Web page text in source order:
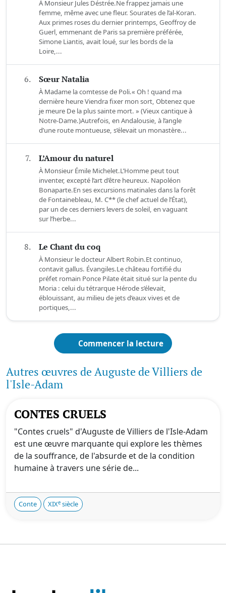
À Monsieur Jules Déstrée.Ne frappez jamais une
femme, même avec une fleur. Sourates de l’al-Koran.
Aux primes roses du dernier printemps, Geoffroy de
Guerl, emmenant de Paris sa première préférée,
Simone Liantis, avait loué, sur les bords de la
Loire,...
6. Sœur Natalia
À Madame la comtesse de Poli.« Oh ! quand ma
dernière heure Viendra fixer mon sort, Obtenez que
je meure De la plus sainte mort. » (Vieux cantique à
Notre-Dame.)Autrefois, en Andalousie, à l’angle
d’une route montueuse, s’élevait un monastère...
7. L’Amour du naturel
À Monsieur Émile Michelet.L’Homme peut tout
inventer, excepté l’art d’être heureux. Napoléon
Bonaparte.En ses excursions matinales dans la forêt
de Fontainebleau, M. C** (le chef actuel de l’État),
par un de ces derniers levers de soleil, en vaguant
sur l’herbe...
8. Le Chant du coq
À Monsieur le docteur Albert Robin.Et continuo,
contavit gallus. Évangiles.Le château fortifié du
préfet romain Ponce Pilate était situé sur la pente du
Moria : celui du tétrarque Hérode s’élevait,
éblouissant, au milieu de jets d’eaux vives et de
portiques,...
Commencer la lecture
Autres œuvres de Auguste de Villiers de
l'Isle-Adam
CONTES CRUELS
"Contes cruels" d'Auguste de Villiers de l'Isle-Adam
est une œuvre marquante qui explore les thèmes
de la souffrance, de l'absurde et de la condition
humaine à travers une série de...
Conte XIXe siècle